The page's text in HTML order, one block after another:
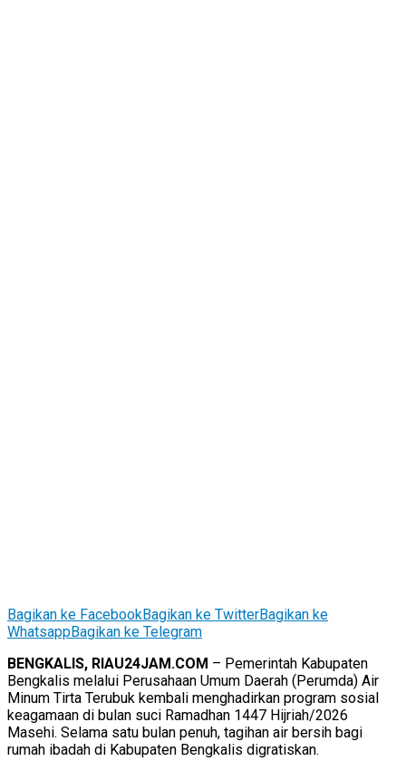
Bagikan ke FacebookBagikan ke TwitterBagikan ke
WhatsappBagikan ke Telegram
BENGKALIS, RIAU24JAM.COM – Pemerintah Kabupaten
Bengkalis melalui Perusahaan Umum Daerah (Perumda) Air
Minum Tirta Terubuk kembali menghadirkan program sosial
keagamaan di bulan suci Ramadhan 1447 Hijriah/2026
Masehi. Selama satu bulan penuh, tagihan air bersih bagi
rumah ibadah di Kabupaten Bengkalis digratiskan.